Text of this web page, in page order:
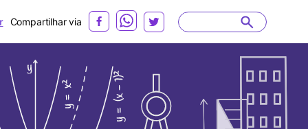
Compartilhar via